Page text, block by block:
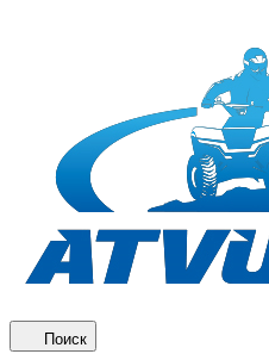
Поиск